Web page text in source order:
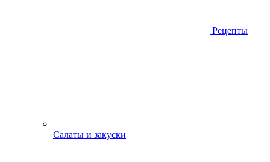
Рецепты
Салаты и закуски